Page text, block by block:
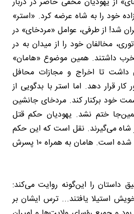
خود را به شاه عرضه کرد. «استر»
شد! از طرفی، عوامل «مردخای» در
مخالفان خود را از میدان به در
داشتند. همین موضوع «هامان»
داشت تا اخراج و مجازات محافل
کار قرار دهد. اما استر با بدگویی از
خود برکنار کند. مردخای جانشین
ختم نشد. یهودیان حکم قتل
شاه می‌گیرند. نقل است که این حکم
در حالت مستی شاه اخذ شده است. هامان به همراه ۱۰ پسرش
داستان را این‌گونه روایت می‌کند:
استیلا یافتند... ترس ایشان بر